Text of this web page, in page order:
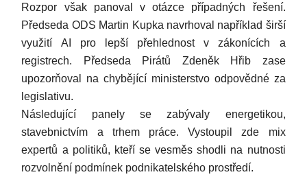
Rozpor však panoval v otázce případných řešení.
Předseda ODS Martin Kupka navrhoval například širší
využití AI pro lepší přehlednost v zákonících a
registrech. Předseda Pirátů Zdeněk Hřib zase
upozorňoval na chybějící ministerstvo odpovědné za
legislativu.
Následující panely se zabývaly energetikou,
stavebnictvím a trhem práce. Vystoupil zde mix
expertů a politiků, kteří se vesměs shodli na nutnosti
rozvolnění podmínek podnikatelského prostředí.